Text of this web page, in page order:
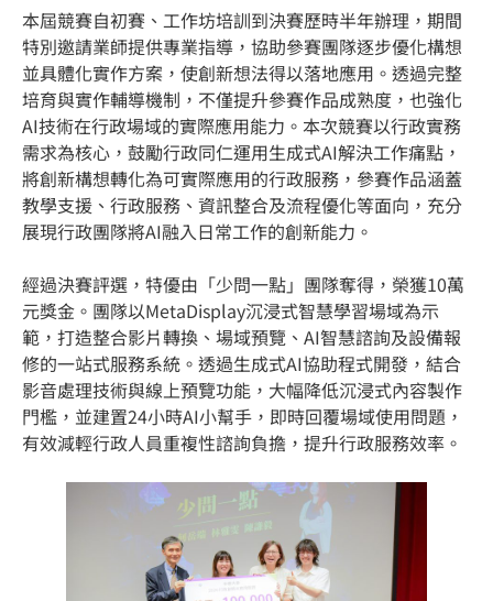
本屆競賽自初賽、工作坊培訓到決賽歷時半年辦理，期間
特別邀請業師提供專業指導，協助參賽團隊逐步優化構想
並具體化實作方案，使創新想法得以落地應用。透過完整
培育與實作輔導機制，不僅提升參賽作品成熟度，也強化
AI技術在行政場域的實際應用能力。本次競賽以行政實務
需求為核心，鼓勵行政同仁運用生成式AI解決工作痛點，
將創新構想轉化為可實際應用的行政服務，參賽作品涵蓋
教學支援、行政服務、資訊整合及流程優化等面向，充分
展現行政團隊將AI融入日常工作的創新能力。
經過決賽評選，特優由「少問一點」團隊奪得，榮獲10萬
元獎金。團隊以MetaDisplay沉浸式智慧學習場域為示
範，打造整合影片轉換、場域預覽、AI智慧諮詢及設備報
修的一站式服務系統。透過生成式AI協助程式開發，結合
影音處理技術與線上預覽功能，大幅降低沉浸式內容製作
門檻，並建置24小時AI小幫手，即時回覆場域使用問題，
有效減輕行政人員重複性諮詢負擔，提升行政服務效率。